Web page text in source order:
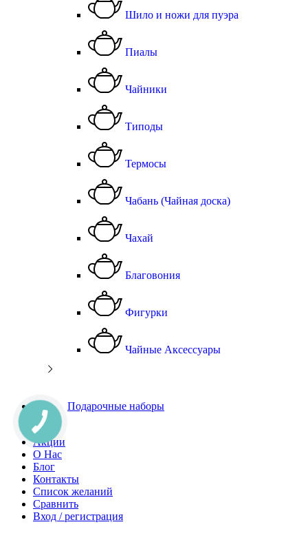
Шило и ножи для пуэра
Пиалы
Чайники
Типоды
Термосы
Чабань (Чайная доска)
Чахай
Благовония
Фигурки
Чайные Аксессуары
Подарочные наборы
Чай
Акции
О Нас
Блог
Контакты
Список желаний
Сравнить
Вход / регистрация